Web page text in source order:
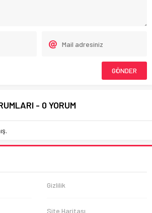
- 0 YORUM
Gizlilik
Site Haritası